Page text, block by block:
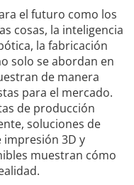
el futuro como los
cosas, la inteligencia
la fabricación
solo se abordan en
de manera
para el mercado.
de producción
soluciones de
impresión 3D y
muestran cómo